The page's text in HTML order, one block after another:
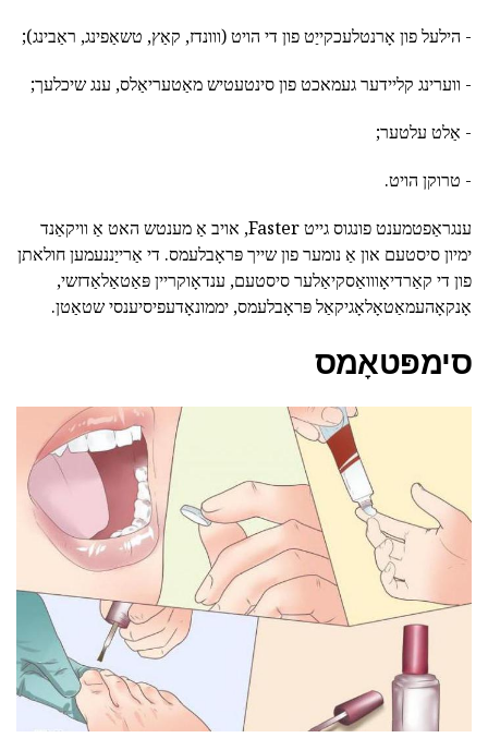
- הילעל פון אָרנטלעכקייַט פון די הויט (ווונדז, קאַץ, טשאַפינג, ראַבינג);
- ווערינג קליידער געמאכט פון סינטעטיש מאַטעריאַלס, ענג שיכלעך;
- אַלט עלטער;
- טרוקן הויט.
ענגראַפטמענט פונגוס גייט Faster, אויב אַ מענטש האט אַ וויקאַנד
ימיון סיסטעם און אַ נומער פון שייך פּראָבלעמס. די אַרייַננעמען חולאתן
פון די קאַרדיאָווואַסקיאַלער סיסטעם, ענדאָוקריין פּאַטאַלאַדזשי,
אָנקאָהעמאַטאָלאָגיקאַל פּראָבלעמס, יממונאָדעפיסיענסי שטאַטן.
סימפּטאָמס